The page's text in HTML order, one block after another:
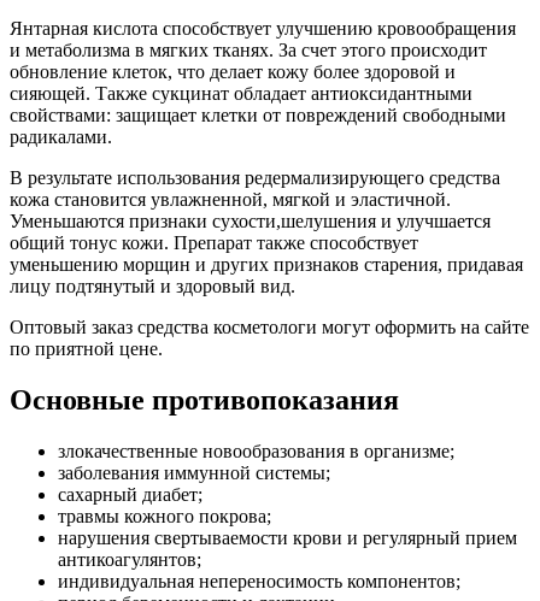
Янтарная кислота способствует улучшению кровообращения
и метаболизма в мягких тканях. За счет этого происходит
обновление клеток, что делает кожу более здоровой и
сияющей. Также сукцинат обладает антиоксидантными
свойствами: защищает клетки от повреждений свободными
радикалами.
В результате использования редермализирующего средства
кожа становится увлажненной, мягкой и эластичной.
Уменьшаются признаки сухости,шелушения и улучшается
общий тонус кожи. Препарат также способствует
уменьшению морщин и других признаков старения, придавая
лицу подтянутый и здоровый вид.
Оптовый заказ средства косметологи могут оформить на сайте
по приятной цене.
Основные противопоказания
злокачественные новообразования в организме;
заболевания иммунной системы;
сахарный диабет;
травмы кожного покрова;
нарушения свертываемости крови и регулярный прием
антикоагулянтов;
индивидуальная непереносимость компонентов;